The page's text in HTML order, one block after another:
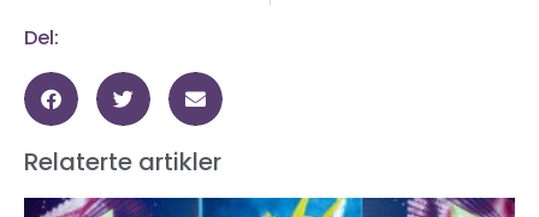
Del:
Relaterte artikler